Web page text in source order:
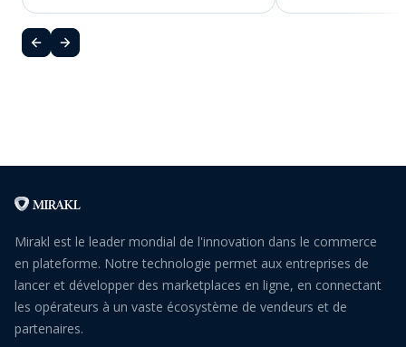
Mirakl est le leader mondial de l'innovation dans le commerce
en plateforme. Notre technologie permet aux entreprises de
lancer et développer des marketplaces en ligne, en connectant
les opérateurs à un vaste écosystème de vendeurs et de
partenaires.